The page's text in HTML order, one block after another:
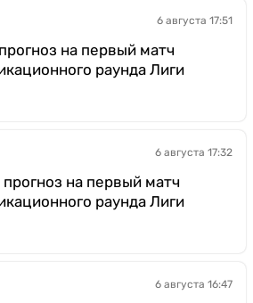
6 августа 17:51
на первый матч
раунда Лиги
6 августа 17:32
на первый матч
раунда Лиги
6 августа 16:47